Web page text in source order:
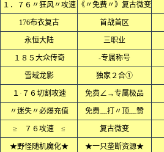
１．７６〃狂风〃攻速 《〃免费〃》复古微变
176布衣复古 首战首区
永恒大陆 三职业
１８５大众传奇 -专属称号
雪域龙影 独家２合①
１·７６切割攻速 免费∠→专属极品
〃迷失〃必爆充值 免费﹏打〃顶﹏赞
≥ ７６攻速 ≤ 复古微变
★野怪随机魔化★ ★一只垄断资源★